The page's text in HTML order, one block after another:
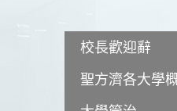
校長歡迎辭
聖方濟各大學